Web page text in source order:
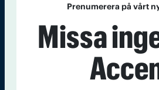
Kontakt Om Tidningen
Läs tidigare
Prenumerera på vårt
Missa